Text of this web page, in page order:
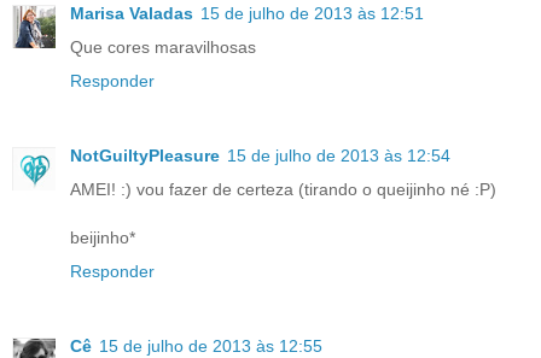
Marisa Valadas 15 de julho de 2013 às 12:51
Que cores maravilhosas
Responder
NotGuiltyPleasure 15 de julho de 2013 às 12:54
AMEI! :) vou fazer de certeza (tirando o queijinho né :P)
beijinho*
Responder
Cê 15 de julho de 2013 às 12:55